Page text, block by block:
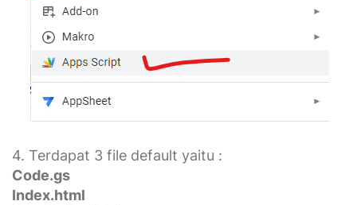
4. Terdapat 3 file default yaitu :
Code.gs
Index.html